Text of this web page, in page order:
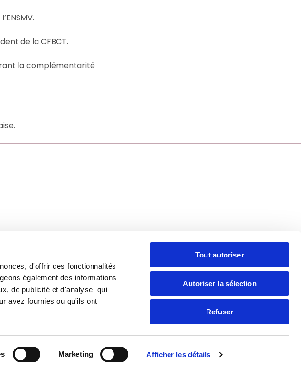
d'offrir des fonctionnalités
également des informations
de publicité et d'analyse, qui
avez fournies ou qu'ils ont
Marketing Afficher les détails
Tout autoriser
Autoriser la sélection
Refuser
de la CFBCT.
la complémentarité
L’école
Ressources digitales